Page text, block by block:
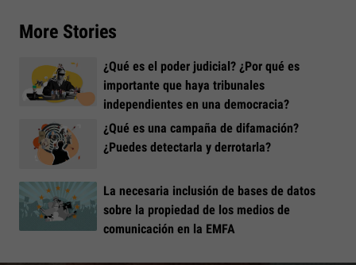
More Stories
¿Qué es el poder judicial? ¿Por qué es
importante que haya tribunales
independientes en una democracia?
¿Qué es una campaña de difamación?
¿Puedes detectarla y derrotarla?
La necesaria inclusión de bases de datos
sobre la propiedad de los medios de
comunicación en la EMFA